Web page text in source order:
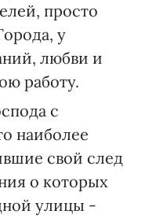
просто
у
любви и
работу.
с
наиболее
свой след
о которых
улицы -